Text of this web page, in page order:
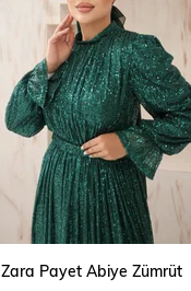
SEPETE EKLE
Zara Payet Abiye Zümrüt